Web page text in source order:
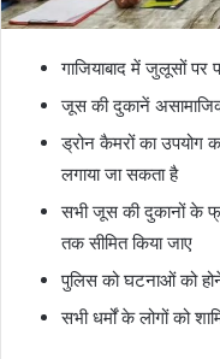
गाजियाबाद में जुलूसों पर
जूस की दुकानें
ड्रोन कैमरों का उपयोग
लगाया जा सकता है
सभी जूस की दुकानों के
तक सीमित किया जाए
पुलिस को घटनाओं को
सभी धर्मों के लोगों को